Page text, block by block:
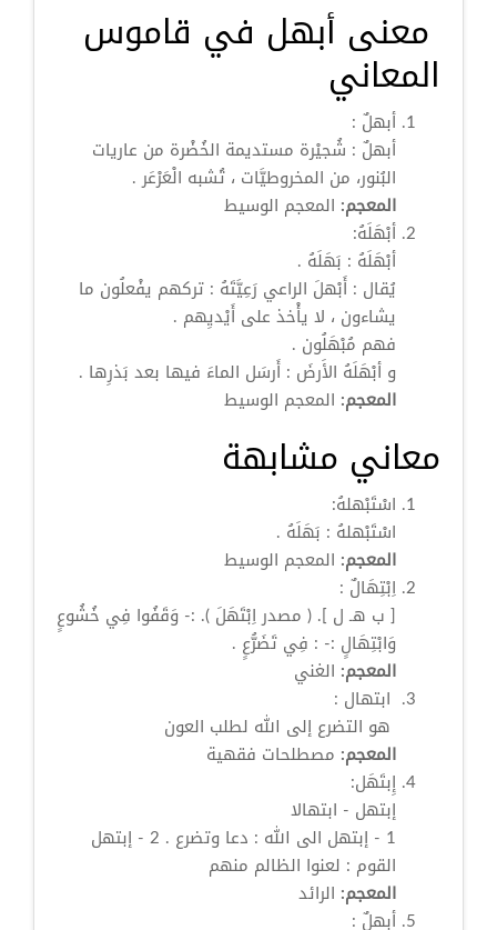
معنى أبهل في قاموس
المعاني
أبهلٌ :
أبهلٌ : شُجيْرة مستديمة الخُضْرة من عاريات
البُنور، من المخروطيَّات ، تُشبه الْعَرْعَر .
المعجم: المعجم الوسيط
أبْهَلَهُ:
أبْهَلَهُ : بَهَلَهُ .
يُقال : أَبْهلَ الراعي رَعِيَّتَهُ : تركهم يفْعلُون ما
يشاءون ، لا يأْخذ على أَيْديِهم .
فهم مُبْهَلُون .
و أبْهَلَهُ الأَرضَ : أَرسَل الماءَ فيها بعد بَذرِها .
المعجم: المعجم الوسيط
معاني مشابهة
اسْتَبْهلهُ:
اسْتَبْهلهُ : بَهَلَهُ .
المعجم: المعجم الوسيط
اِبْتِهَالٌ :
[ ب هـ ل ]. ( مصدراِبْتَهَلَ ). :- وَقَفُوا فِي خُشُوعٍ
وَابْتِهَالٍ :- : فِي تَضَرُّعٍ .
المعجم: الغني
ابتهال ‏:
‏ هو التضرع إلى الله لطلب العون ‏
المعجم: مصطلحات فقهية
إِبتَهَل:
إبتهل - ابتهالا
1 - إبتهل الى الله : دعا وتضرع . 2 - إبتهل
القوم : لعنوا الظالم منهم
المعجم: الرائد
أبهلٌ :